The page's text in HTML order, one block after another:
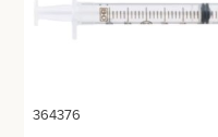
DIVERSEN
364376